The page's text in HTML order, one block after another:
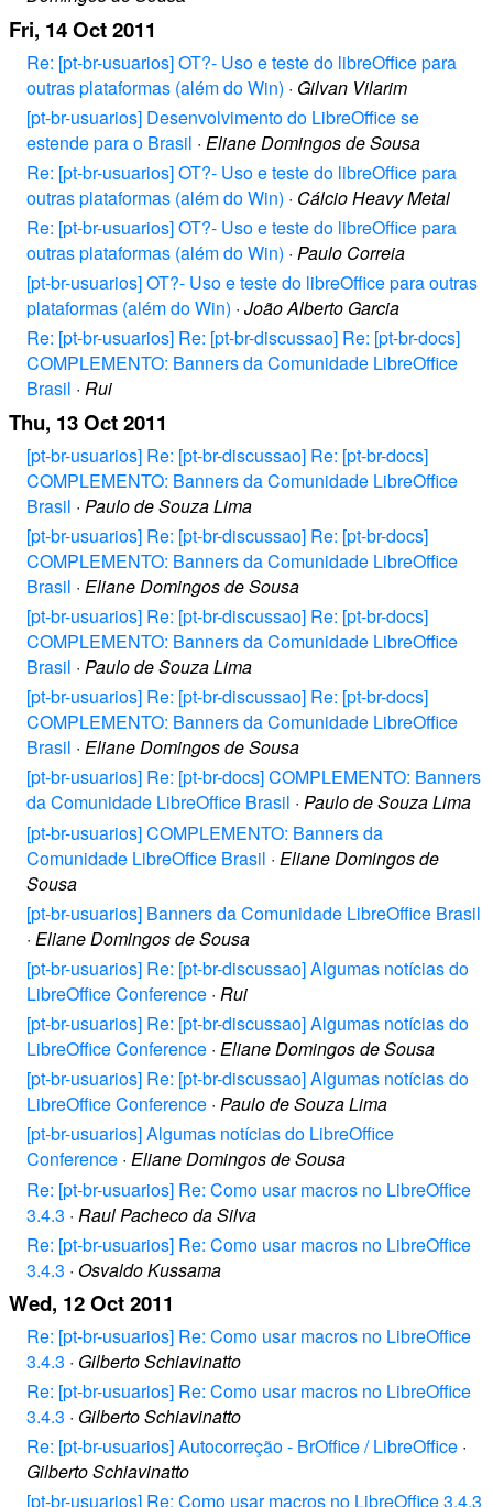
Fri, 14 Oct 2011
Re: [pt-br-usuarios] OT?- Uso e teste do libreOffice para
outras plataformas (além do Win) · Gilvan Vilarim
[pt-br-usuarios] Desenvolvimento do LibreOffice se
estende para o Brasil · Eliane Domingos de Sousa
Re: [pt-br-usuarios] OT?- Uso e teste do libreOffice para
outras plataformas (além do Win) · Cálcio Heavy Metal
Re: [pt-br-usuarios] OT?- Uso e teste do libreOffice para
outras plataformas (além do Win) · Paulo Correia
[pt-br-usuarios] OT?- Uso e teste do libreOffice para outras
plataformas (além do Win) · João Alberto Garcia
Re: [pt-br-usuarios] Re: [pt-br-discussao] Re: [pt-br-docs]
COMPLEMENTO: Banners da Comunidade LibreOffice
Brasil · Rui
Thu, 13 Oct 2011
[pt-br-usuarios] Re: [pt-br-discussao] Re: [pt-br-docs]
COMPLEMENTO: Banners da Comunidade LibreOffice
Brasil · Paulo de Souza Lima
[pt-br-usuarios] Re: [pt-br-discussao] Re: [pt-br-docs]
COMPLEMENTO: Banners da Comunidade LibreOffice
Brasil · Eliane Domingos de Sousa
[pt-br-usuarios] Re: [pt-br-discussao] Re: [pt-br-docs]
COMPLEMENTO: Banners da Comunidade LibreOffice
Brasil · Paulo de Souza Lima
[pt-br-usuarios] Re: [pt-br-discussao] Re: [pt-br-docs]
COMPLEMENTO: Banners da Comunidade LibreOffice
Brasil · Eliane Domingos de Sousa
[pt-br-usuarios] Re: [pt-br-docs] COMPLEMENTO: Banners
da Comunidade LibreOffice Brasil · Paulo de Souza Lima
[pt-br-usuarios] COMPLEMENTO: Banners da
Comunidade LibreOffice Brasil · Eliane Domingos de
Sousa
[pt-br-usuarios] Banners da Comunidade LibreOffice Brasil
· Eliane Domingos de Sousa
[pt-br-usuarios] Re: [pt-br-discussao] Algumas notícias do
LibreOffice Conference · Rui
[pt-br-usuarios] Re: [pt-br-discussao] Algumas notícias do
LibreOffice Conference · Eliane Domingos de Sousa
[pt-br-usuarios] Re: [pt-br-discussao] Algumas notícias do
LibreOffice Conference · Paulo de Souza Lima
[pt-br-usuarios] Algumas notícias do LibreOffice
Conference · Eliane Domingos de Sousa
Re: [pt-br-usuarios] Re: Como usar macros no LibreOffice
3.4.3 · Raul Pacheco da Silva
Re: [pt-br-usuarios] Re: Como usar macros no LibreOffice
3.4.3 · Osvaldo Kussama
Wed, 12 Oct 2011
Re: [pt-br-usuarios] Re: Como usar macros no LibreOffice
3.4.3 · Gilberto Schiavinatto
Re: [pt-br-usuarios] Re: Como usar macros no LibreOffice
3.4.3 · Gilberto Schiavinatto
Re: [pt-br-usuarios] Autocorreção - BrOffice / LibreOffice ·
Gilberto Schiavinatto
[pt-br-usuarios] Re: Como usar macros no LibreOffice 3.4.3